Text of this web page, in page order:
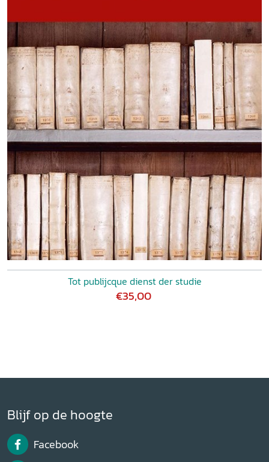
Tot publijcque dienst der studie
€35,00
Blijf op de hoogte
Facebook